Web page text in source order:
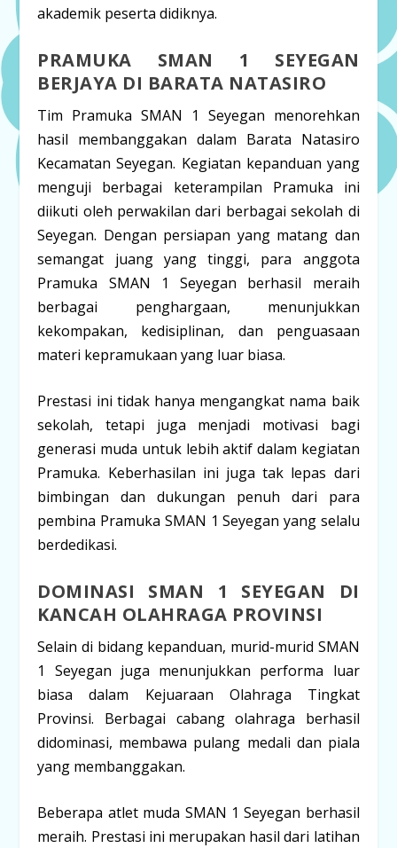
akademik peserta didiknya.
PRAMUKA SMAN 1 SEYEGAN
BERJAYA DI BARATA NATASIRO
Tim Pramuka SMAN 1 Seyegan menorehkan
hasil membanggakan dalam Barata Natasiro
Kecamatan Seyegan. Kegiatan kepanduan yang
menguji berbagai keterampilan Pramuka ini
diikuti oleh perwakilan dari berbagai sekolah di
Seyegan. Dengan persiapan yang matang dan
semangat juang yang tinggi, para anggota
Pramuka SMAN 1 Seyegan berhasil meraih
berbagai penghargaan, menunjukkan
kekompakan, kedisiplinan, dan penguasaan
materi kepramukaan yang luar biasa.
Prestasi ini tidak hanya mengangkat nama baik
sekolah, tetapi juga menjadi motivasi bagi
generasi muda untuk lebih aktif dalam kegiatan
Pramuka. Keberhasilan ini juga tak lepas dari
bimbingan dan dukungan penuh dari para
pembina Pramuka SMAN 1 Seyegan yang selalu
berdedikasi.
DOMINASI SMAN 1 SEYEGAN DI
KANCAH OLAHRAGA PROVINSI
Selain di bidang kepanduan, murid-murid SMAN
1 Seyegan juga menunjukkan performa luar
biasa dalam Kejuaraan Olahraga Tingkat
Provinsi. Berbagai cabang olahraga berhasil
didominasi, membawa pulang medali dan piala
yang membanggakan.
Beberapa atlet muda SMAN 1 Seyegan berhasil
meraih. Prestasi ini merupakan hasil dari latihan